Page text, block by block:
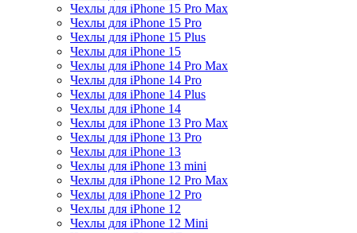
Чехлы для iPhone 15 Pro Max
Чехлы для iPhone 15 Pro
Чехлы для iPhone 15 Plus
Чехлы для iPhone 15
Чехлы для iPhone 14 Pro Max
Чехлы для iPhone 14 Pro
Чехлы для iPhone 14 Plus
Чехлы для iPhone 14
Чехлы для iPhone 13 Pro Max
Чехлы для iPhone 13 Pro
Чехлы для iPhone 13
Чехлы для iPhone 13 mini
Чехлы для iPhone 12 Pro Max
Чехлы для iPhone 12 Pro
Чехлы для iPhone 12
Чехлы для iPhone 12 Mini